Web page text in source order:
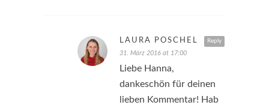
Reply
LAURA PÖSCHEL
31. März 2016 at 17:00
Liebe Hanna,
dankeschön für deinen
lieben Kommentar! Hab